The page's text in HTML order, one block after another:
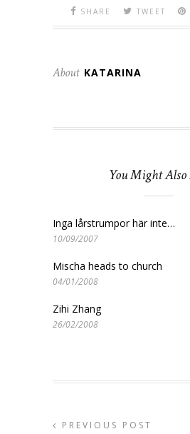
SHARE
TWEET
About KATARINA
You Might
Inga lårstrumpor här inte…
10/09/2007
Mischa heads to church
04/01/2008
Zihi Zhang
26/02/2008
PREVIOUS POST